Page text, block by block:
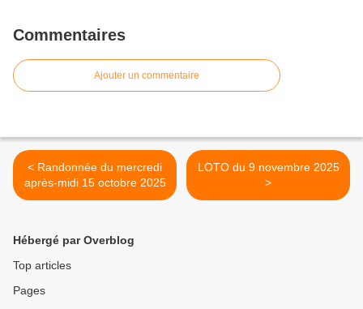
Commentaires
Ajouter un commentaire
< Randonnée du mercredi
après-midi 15 octobre 2025
LOTO du 9 novembre 2025
>
Hébergé par Overblog
Top articles
Pages